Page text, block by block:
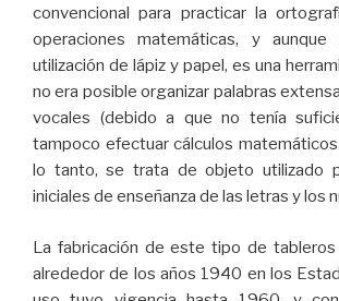
convencional para practicar la
operaciones matemáticas, y
utilización de lápiz y papel, es una
no era posible organizar palabras
vocales (debido a que no tenía
tampoco efectuar cálculos
lo tanto, se trata de objeto utilizado
iniciales de enseñanza de las letras y los
La fabricación de este tipo de tableros
alrededor de los años 1940 en los